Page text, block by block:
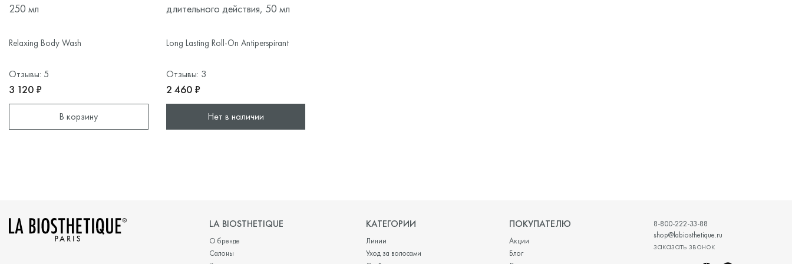
250 мл
Relaxing Body Wash
Отзывы: 5
3 120 ₽
В корзину
длительного действия, 50 мл
Long Lasting Roll-On Antiperspirant
Отзывы: 3
2 460 ₽
Нет в наличии
LA BIOSTHETIQUE
О бренде
Салоны
КАТЕГОРИИ
Линии
Уход за волосами
ПОКУПАТЕЛЮ
Акции
Блог
8-800-222-33-88
shop@labiosthetique.ru
заказать звонок